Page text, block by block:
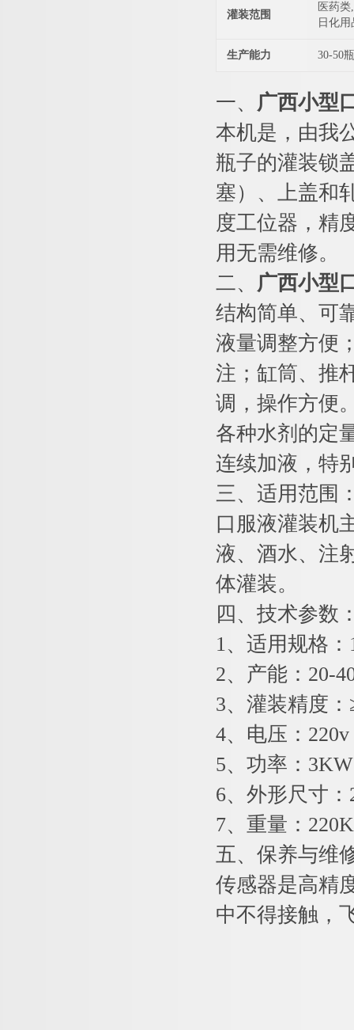
灌装范围
医药
日化
生产能力 30-50
一、 广西小型
本机是，由我
瓶子的灌装锁
塞）、上盖和
度工位器，精
用无需维修。
二、 广西小型
结构简单、可
液量调整方便
注；缸筒、推
调，操作方便
各种水剂的定
连续加液，特
三、适用范围
口服液灌装机
液、酒水、注
体灌装。
四、技术参数
1、适用规格
2、产能：20-
3、灌装精度：
4、电压：220v
5、功率：3KW
6、外形尺寸
7、重量：
五、保养与维
传感器是高精
中不得接触，